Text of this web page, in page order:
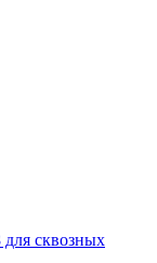
сквозных